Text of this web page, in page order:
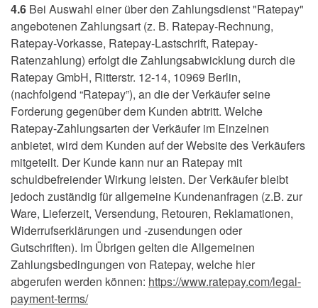
4.6 Bei Auswahl einer über den Zahlungsdienst "Ratepay"
angebotenen Zahlungsart (z. B. Ratepay-Rechnung,
Ratepay-Vorkasse, Ratepay-Lastschrift, Ratepay-
Ratenzahlung) erfolgt die Zahlungsabwicklung durch die
Ratepay GmbH, Ritterstr. 12-14, 10969 Berlin,
(nachfolgend “Ratepay”), an die der Verkäufer seine
Forderung gegenüber dem Kunden abtritt. Welche
Ratepay-Zahlungsarten der Verkäufer im Einzelnen
anbietet, wird dem Kunden auf der Website des Verkäufers
mitgeteilt. Der Kunde kann nur an Ratepay mit
schuldbefreiender Wirkung leisten. Der Verkäufer bleibt
jedoch zuständig für allgemeine Kundenanfragen (z.B. zur
Ware, Lieferzeit, Versendung, Retouren, Reklamationen,
Widerrufserklärungen und -zusendungen oder
Gutschriften). Im Übrigen gelten die Allgemeinen
Zahlungsbedingungen von Ratepay, welche hier
abgerufen werden können: https://www.ratepay.com/legal-
payment-terms/